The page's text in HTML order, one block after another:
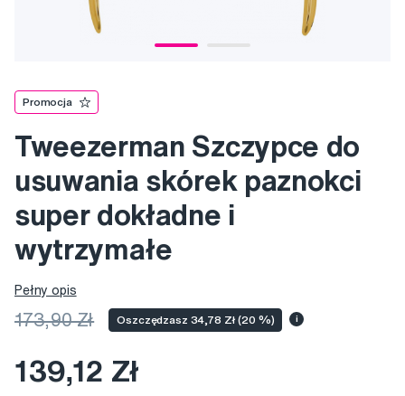
Promocja
Tweezerman Szczypce do
usuwania skórek paznokci
super dokładne i
wytrzymałe
Pełny opis
173,90 Zł Oszczędzasz 34,78 Zł (20 %) i
139,12 Zł